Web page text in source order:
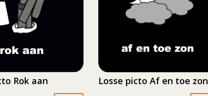
Rok aan Losse picto Af en toe zon